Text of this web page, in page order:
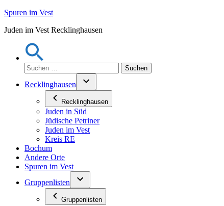
Zum
springen
Spuren im Vest
Juden im Vest Recklinghausen
Suchen
nach:
Recklinghausen
Recklinghausen
Juden in Süd
Jüdische Petriner
Juden im Vest
Kreis RE
Bochum
Andere Orte
Spuren im Vest
Gruppenlisten
Gruppenlisten